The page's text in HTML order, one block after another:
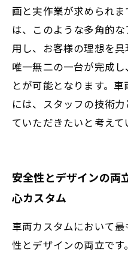
画と実作業が求められ
は、このような多角的
用し、お客様の理想を具
唯一無二の一台が完成
とが可能となります。
には、スタッフの技術
ていただきたいと考えて
安全性とデザインの両
心カスタム
車両カスタムにおいて
性とデザインの両立で